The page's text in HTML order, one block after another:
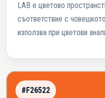
LAB е цветово
съответствие с
използва при цветови
#F26522